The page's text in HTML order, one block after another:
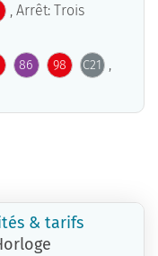
, Arrêt: Trois
86 98 C21 ,
& tarifs